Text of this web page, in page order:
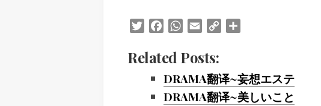
TwitterFacebookWhatsApp
Email Copy
Related Posts:
DRAMA翻译~妄想エステ
DRAMA翻译~美しいこと